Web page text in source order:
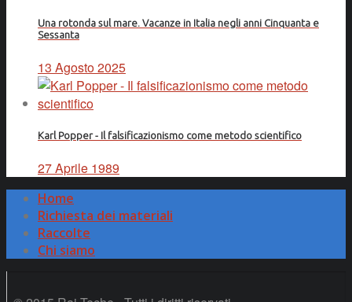
Una rotonda sul mare. Vacanze in Italia negli anni Cinquanta e
Sessanta
13 Agosto 2025
Karl Popper - Il falsificazionismo come metodo scientifico
27 Aprile 1989
Home
Richiesta dei materiali
Raccolte
Chi siamo